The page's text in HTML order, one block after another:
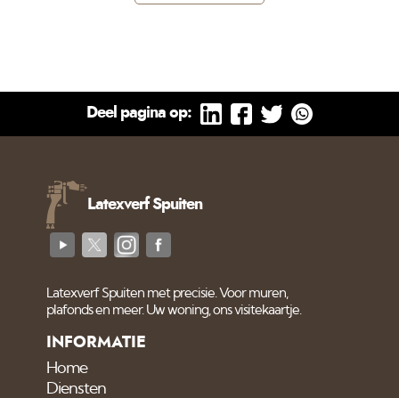
Deel pagina op:
Latexverf Spuiten
Latexverf Spuiten met precisie. Voor muren,
plafonds en meer. Uw woning, ons visitekaartje.
INFORMATIE
Home
Diensten